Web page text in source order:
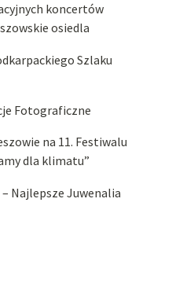
koncertów
osiedla
Szlaku
Fotograficzne
na 11. Festiwalu
dla klimatu”
Najlepsze Juwenalia